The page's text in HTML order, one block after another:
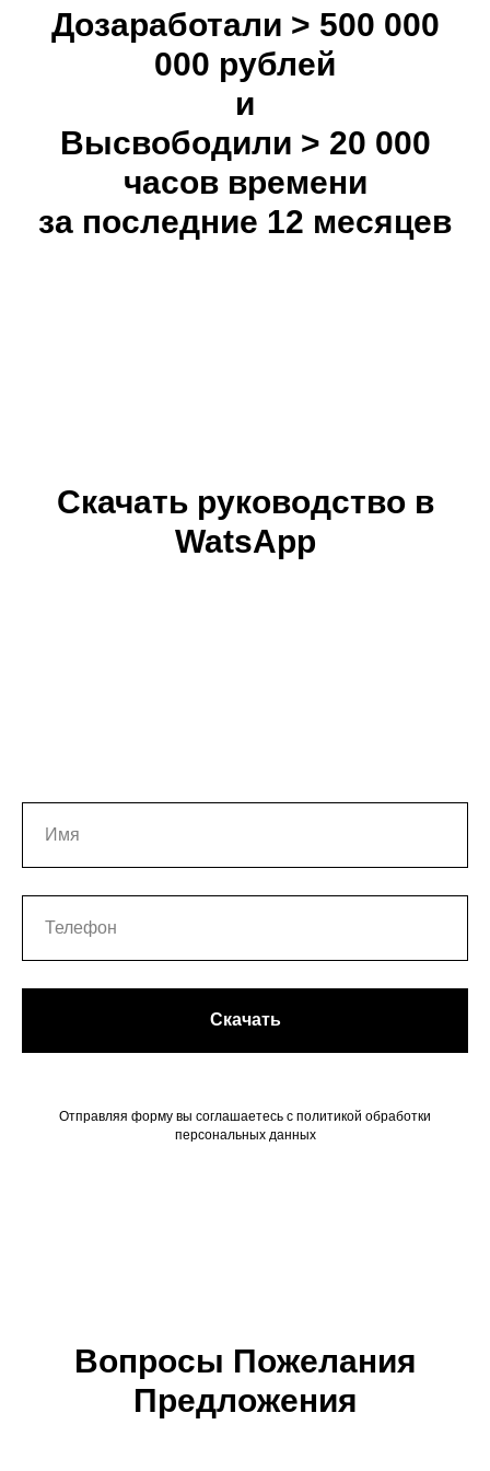
Дозаработали > 500 000
000 рублей
и
Высвободили > 20 000
часов времени
за последние 12 месяцев
Скачать руководство в
WatsApp
Скачать
Отправляя форму вы соглашаетесь с политикой обработки
персональных данных
Вопросы Пожелания
Предложения